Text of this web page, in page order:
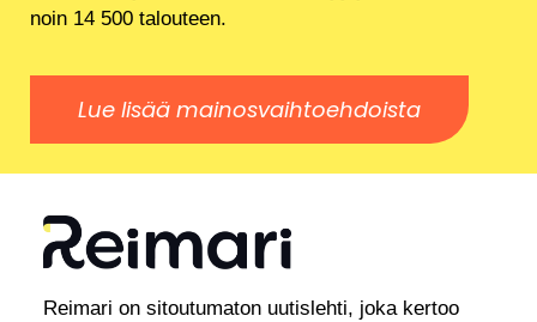
noin 14 500 talouteen.
Lue lisää mainosvaihtoehdoista
Reimari on sitoutumaton uutislehti, joka kertoo